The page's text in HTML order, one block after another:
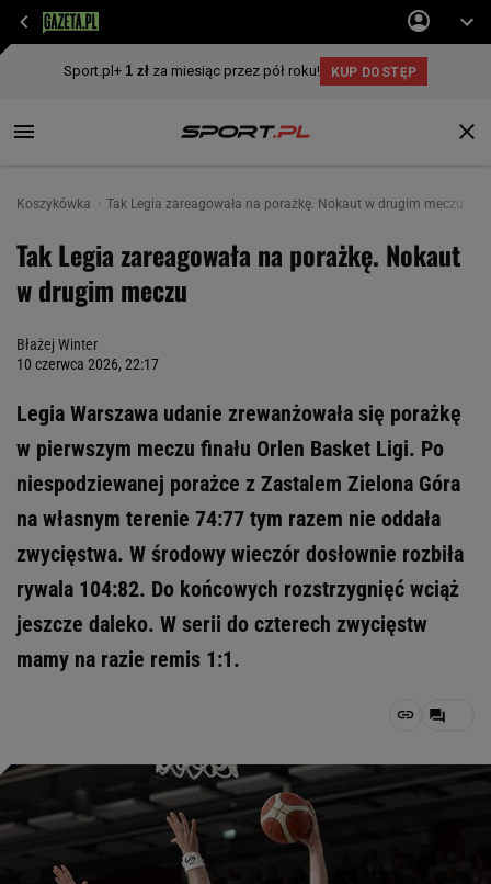
Koszykówka Tak Legia zareagowała na porażkę. Nokaut w drugim meczu
Tak Legia zareagowała na porażkę. Nokaut
w drugim meczu
Błażej Winter
10 czerwca 2026, 22:17
Legia Warszawa udanie zrewanżowała się porażkę
w pierwszym meczu finału Orlen Basket Ligi. Po
niespodziewanej porażce z Zastalem Zielona Góra
na własnym terenie 74:77 tym razem nie oddała
zwycięstwa. W środowy wieczór dosłownie rozbiła
rywala 104:82. Do końcowych rozstrzygnięć wciąż
jeszcze daleko. W serii do czterech zwycięstw
mamy na razie remis 1:1.